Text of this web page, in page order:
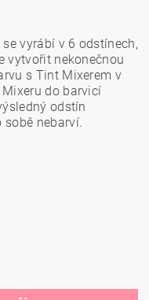
se vyrábí v 6 odstínech,
vytvořit nekonečnou
s Tint Mixerem v
do barvicí
odstín
nebarví.